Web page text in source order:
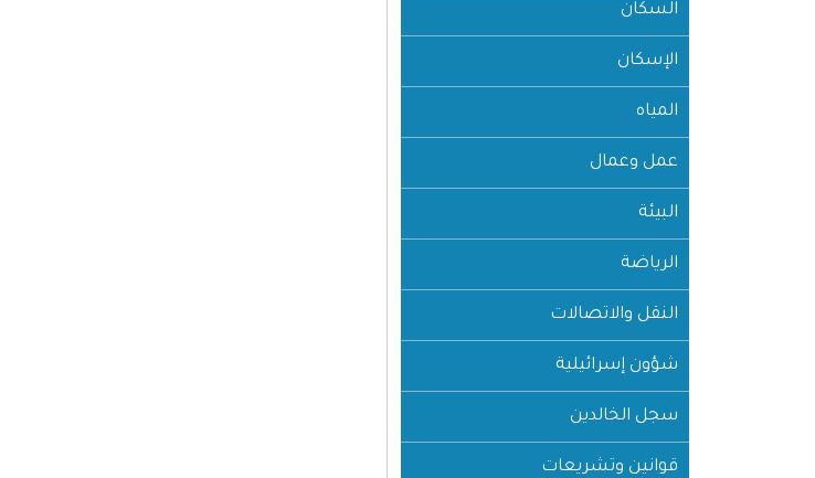
السكان
الإسكان
المياه
عمل وعمال
البيئة
الرياضة
النقل والاتصالات
شؤون إسرائيلية
سجل الخالدين
قوانين وتشريعات